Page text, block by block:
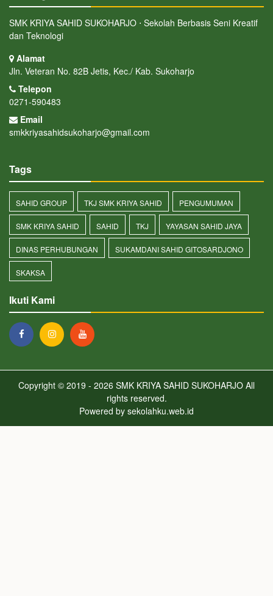
SMK KRIYA SAHID SUKOHARJO ⋅ Sekolah Berbasis Seni Kreatif
dan Teknologi
Alamat
Jln. Veteran No. 82B Jetis, Kec./ Kab. Sukoharjo
Telepon
0271-590483
Email
smkkriyasahidsukoharjo@gmail.com
Tags
SAHID GROUP TKJ SMK KRIYA SAHID PENGUMUMAN
SMK KRIYA SAHID SAHID TKJ YAYASAN SAHID JAYA
DINAS PERHUBUNGAN SUKAMDANI SAHID GITOSARDJONO
SKAKSA
Ikuti Kami
Copyright © 2019 - 2026 SMK KRIYA SAHID SUKOHARJO All
rights reserved.
Powered by sekolahku.web.id